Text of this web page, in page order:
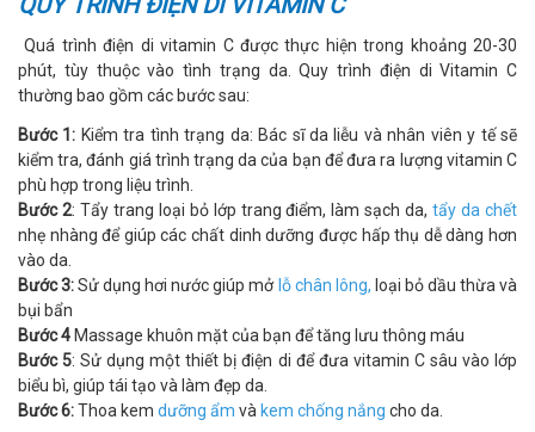
Quá trình điện di vitamin C được thực hiện trong khoảng 20-30
phút, tùy thuộc vào tình trạng da. Quy trình điện di Vitamin C
thường bao gồm các bước sau:
Bước 1: Kiểm tra tình trạng da: Bác sĩ da liễu và nhân viên y tế sẽ
kiểm tra, đánh giá trình trạng da của bạn để đưa ra lượng vitamin C
phù hợp trong liệu trình.
Bước 2: Tẩy trang loại bỏ lớp trang điểm, làm sạch da, tẩy da chết
nhẹ nhàng để giúp các chất dinh dưỡng được hấp thụ dễ dàng hơn
vào da.
Bước 3:Sử dụng hơi nước giúp mở lỗ chân lông, loại bỏ dầu thừa và
bụi bẩn
Bước 4 Massage khuôn mặt của bạn để tăng lưu thông máu
Bước 5: Sử dụng một thiết bị điện di để đưa vitamin C sâu vào lớp
biểu bì, giúp tái tạo và làm đẹp da.
Bước 6:Thoa kem dưỡng ẩm và kem chống nắng cho da.